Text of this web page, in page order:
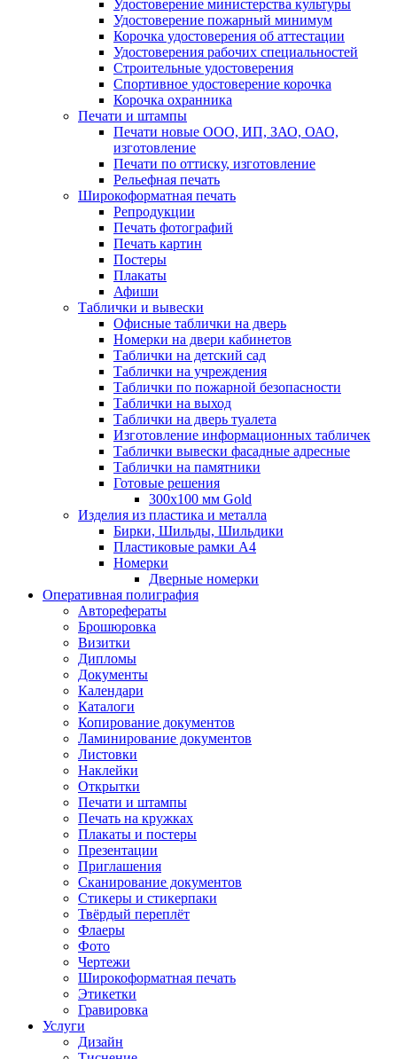
Удостоверение министерства культуры
Удостоверение пожарный минимум
Корочка удостоверения об аттестации
Удостоверения рабочих специальностей
Строительные удостоверения
Спортивное удостоверение корочка
Корочка охранника
Печати и штампы
Печати новые ООО, ИП, ЗАО, ОАО,
изготовление
Печати по оттиску, изготовление
Рельефная печать
Широкоформатная печать
Репродукции
Печать фотографий
Печать картин
Постеры
Плакаты
Афиши
Таблички и вывески
Офисные таблички на дверь
Номерки на двери кабинетов
Таблички на детский сад
Таблички на учреждения
Таблички по пожарной безопасности
Таблички на выход
Таблички на дверь туалета
Изготовление информационных табличек
Таблички вывески фасадные адресные
Таблички на памятники
Готовые решения
300x100 мм Gold
Изделия из пластика и металла
Бирки, Шильды, Шильдики
Пластиковые рамки А4
Номерки
Дверные номерки
Оперативная полиграфия
Авторефераты
Брошюровка
Визитки
Дипломы
Документы
Календари
Каталоги
Копирование документов
Ламинирование документов
Листовки
Наклейки
Открытки
Печати и штампы
Печать на кружках
Плакаты и постеры
Презентации
Приглашения
Сканирование документов
Стикеры и стикерпаки
Твёрдый переплёт
Флаеры
Фото
Чертежи
Широкоформатная печать
Этикетки
Гравировка
Услуги
Дизайн